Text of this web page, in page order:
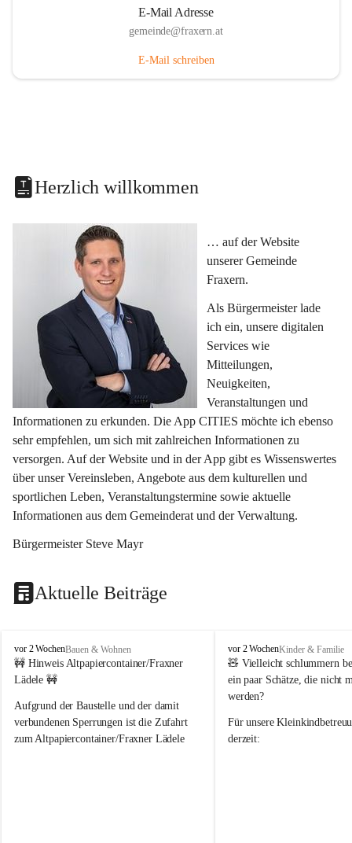
E-Mail Adresse
gemeinde@fraxern.at
E-Mail schreiben
Herzlich willkommen
… auf der Website
unserer Gemeinde
Fraxern.
Als Bürgermeister lade
ich ein, unsere digitalen
Services wie
Mitteilungen,
Neuigkeiten,
Veranstaltungen und
Informationen zu erkunden. Die App CITIES möchte ich ebenso
sehr empfehlen, um sich mit zahlreichen Informationen zu
versorgen. Auf der Website und in der App gibt es Wissenswertes
über unser Vereinsleben, Angebote aus dem kulturellen und
sportlichen Leben, Veranstaltungstermine sowie aktuelle
Informationen aus dem Gemeinderat und der Verwaltung.
Bürgermeister Steve Mayr
Aktuelle Beiträge
F
r
a
e
r
n
vor 2 WochenBauen & Wohnen
🚧 Hinweis Altpapiercontainer/Fraxner
Lädele 🚧
Aufgrund der Baustelle und der damit
verbundenen Sperrungen ist die Zufahrt
zum Altpapiercontainer/Fraxner Lädele
F
r
a
x
r
n
vor 2 WochenKinder & Familie
🧸 Vielleicht schlummern
ein paar Schätze, die nicht
werden?
Für unsere
derzeit: